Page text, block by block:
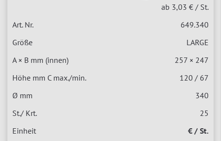
ab 3,03 € / St.
649.340
LARGE
257 × 247
120 / 67
340
25
€ / St.